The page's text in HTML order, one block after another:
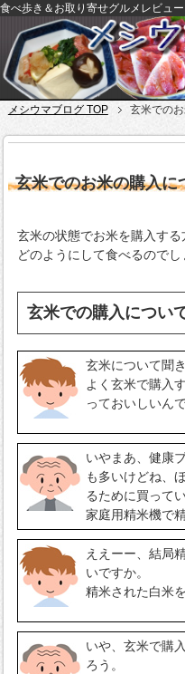
食べ歩き＆お取り寄せグルメレビュー
メシウマブログ TOP 玄米での
玄米でのお米の購入に
玄米の状態でお米を購入する
どのようにして食べるのでし
玄米での購入につい
玄米について聞
よく玄米で購入
っておいしいん
いやまあ、健康
も多いけどね、
るために買って
家庭用精米機で
ええーー、結局
いですか。
精米された白米
いや、玄米で購
ろう。